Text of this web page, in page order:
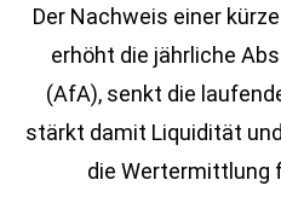
Der Nachweis einer
erhöht die jährliche
(AfA), senkt die
stärkt damit Liquidität
die Wertermittlung